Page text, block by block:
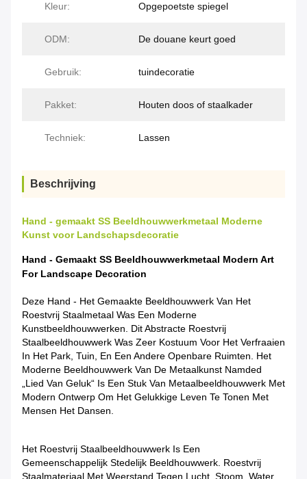
Kleur: Opgepoetste spiegel
ODM: De douane keurt goed
Gebruik: tuindecoratie
Pakket: Houten doos of staalkader
Techniek: Lassen
Beschrijving
Hand - gemaakt SS Beeldhouwwerkmetaal Moderne
Kunst voor Landschapsdecoratie
Hand - Gemaakt SS Beeldhouwwerkmetaal Modern Art
For Landscape Decoration
Deze Hand - Het Gemaakte Beeldhouwwerk Van Het
Roestvrij Staalmetaal Was Een Moderne
Kunstbeeldhouwwerken. Dit Abstracte Roestvrij
Staalbeeldhouwwerk Was Zeer Kostuum Voor Het Verfraaien
In Het Park, Tuin, En Een Andere Openbare Ruimten. Het
Moderne Beeldhouwwerk Van De Metaalkunst Namded
„Lied Van Geluk“ Is Een Stuk Van Metaalbeeldhouwwerk Met
Modern Ontwerp Om Het Gelukkige Leven Te Tonen Met
Mensen Het Dansen.
Het Roestvrij Staalbeeldhouwwerk Is Een
Gemeenschappelijk Stedelijk Beeldhouwwerk. Roestvrij
Staalmateriaal Met Weerstand Tegen Lucht, Stoom, Water